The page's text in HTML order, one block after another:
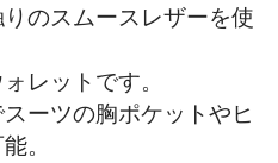
のスムースレザーを使
レットです。
ーツの胸ポケットやヒ
。